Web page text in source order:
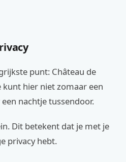
punt: Château de
kunt hier niet zomaar een
nachtje tussendoor.
Dit betekent dat je met je
privacy hebt.